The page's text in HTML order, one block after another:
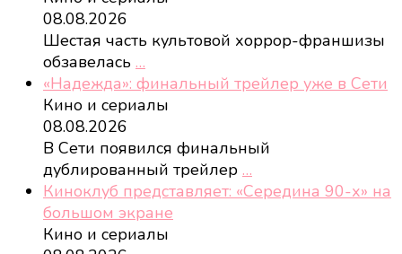
08.08.2026
Шестая часть культовой хоррор-франшизы
обзавелась …
«Надежда»: финальный трейлер уже в Сети
Кино и сериалы
08.08.2026
В Сети появился финальный
дублированный трейлер …
Киноклуб представляет: «Середина 90-х» на
большом экране
Кино и сериалы